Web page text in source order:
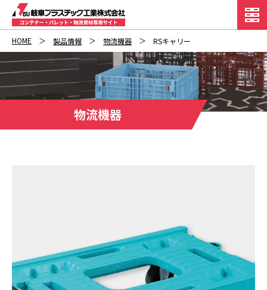
HOME 製品情報 物流機器 RSキャリー
物流機器